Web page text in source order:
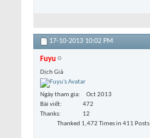
17-10-2013 10:02 PM
Fuyu
Dịch Giả
Ngày tham gia
Oct 2013
Bài viết
472
Thanks
12
Thanked 1,472 Times in 411 Posts